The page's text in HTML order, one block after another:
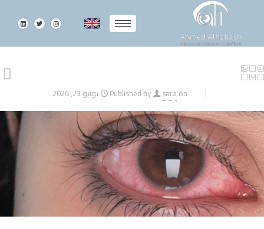
Published by saraon يونيو 23, 2026